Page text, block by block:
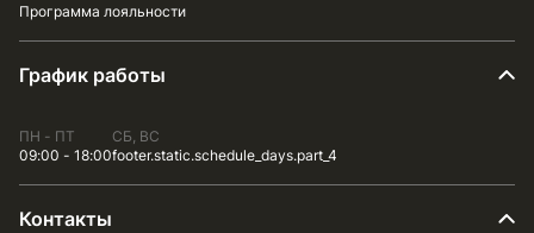
Программа лояльности
График работы
ПН - ПТ
09:00 - 18:00
СБ, ВС
footer.static.schedule_days.part_4
Контакты